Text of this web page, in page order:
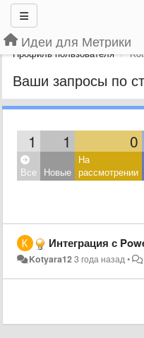
Идеи для Метрики
Профиль пользователя
Ваши запросы по
1 1 0
Все Новые
На
рассмотрении
Интеграция с
Kotyara123 года назад•